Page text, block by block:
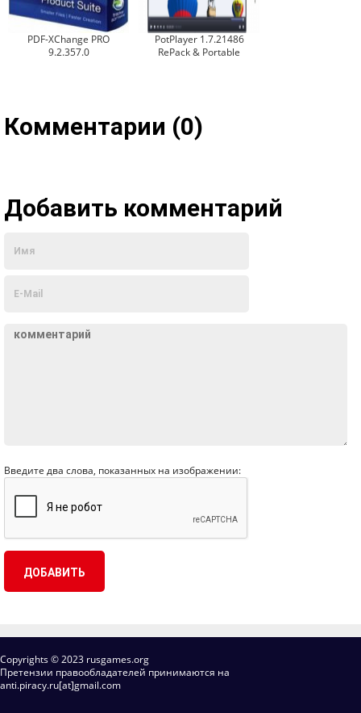
PDF-XChange PRO
9.2.357.0
PotPlayer 1.7.21486
RePack & Portable
Комментарии (0)
Добавить комментарий
Введите два слова, показанных на изображении:
Copyrights © 2023 rusgames.org
Претензии правообладателей принимаются на
anti.piracy.ru[at]gmail.com